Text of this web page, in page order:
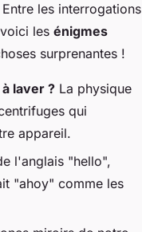
les interrogations
les énigmes
surprenantes !
laver ? La physique
qui
appareil.
l'anglais "hello",
"ahoy" comme les